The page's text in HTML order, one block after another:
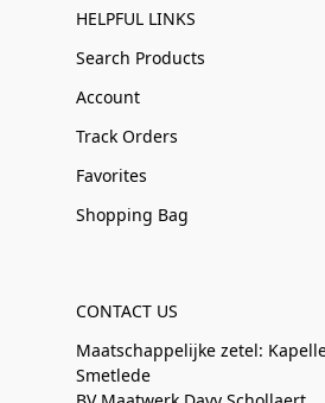
HELPFUL LINKS
Search Products
Account
Track Orders
Favorites
Shopping Bag
CONTACT US
Maatschappelijke zetel:
Smetlede